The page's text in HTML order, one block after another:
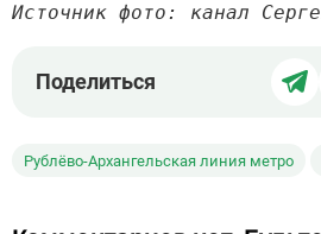
Источник фото: канал
Поделиться
Рублёво-Архангельская линия метро